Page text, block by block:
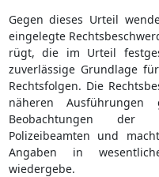
Gegen dieses Urteil
eingelegte
rügt, die im Urteil
zuverlässige Grundlage
Rechtsfolgen. Die
näheren
Beobachtungen der
Polizeibeamten und
Angaben in
wiedergebe.